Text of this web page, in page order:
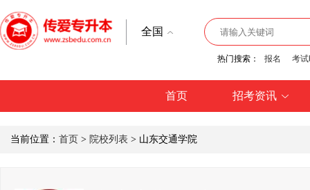
全国
热门搜索： 报名 考
首页 招考资讯
当前位置： 首页 > 院校列表 > 山东交通学院